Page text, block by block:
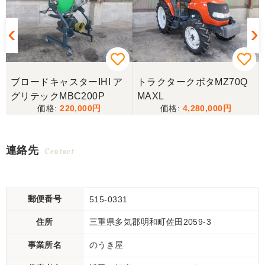
ブロードキャスターIHI ア
グリテックMBC200P
220,000
トラクタークボタMZ70Q
MAXL
4,280,000
連絡先 Contact
郵便番号 515-0331
住所 三重県多気郡明和町佐田2059-3
事業所名 のうき屋